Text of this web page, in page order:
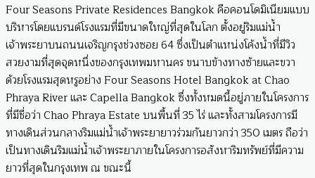
Four Seasons Private Residences Bangkok คือคอนโดมิเนียมแบบ
บริหารโดยแบรนด์โรงแรมที่มีขนาดใหญ่ที่สุดในโลก ตั้งอยู่ริมแม่น้ำ
เจ้าพระยาบนถนนเจริญกรุงช่วงซอย 64 ซึ่งเป็นตำแหน่งโค้งน้ำที่มีวิว
สวยงามที่สุดจุดหนึ่งของกรุงเทพมหานคร ขนาบข้างทางซ้ายและขวา
ด้วยโรงแรมสุดหรูอย่าง Four Seasons Hotel Bangkok at Chao
Phraya River และ Capella Bangkok ซึ่งทั้งหมดนี้อยู่ภายในโครงการ
ที่มีชื่อว่า Chao Phraya Estate บนพื้นที่ 35 ไร่ และทั้งสามโครงการมี
ทางเดินส่วนกลางริมแม่น้ำเจ้าพระยายาวร่วมกันยาวกว่า 350 เมตร ถือว่า
เป็นทางเดินริมแม่น้ำเจ้าพระยาภายในโครงการอสังหาริมทรัพย์ที่มีความ
ยาวที่สุดในกรุงเทพ ณ ขณะนี้